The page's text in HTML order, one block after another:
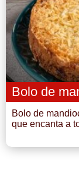
Bolo de
Bolo de
que encanta a